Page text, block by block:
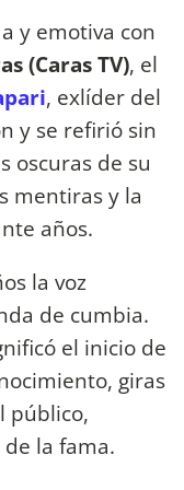
y emotiva con
(Caras TV), el
, exlíder del
y se refirió sin
oscuras de su
mentiras y la
años.
la voz
de cumbia.
el inicio de
giras
público,
la fama.